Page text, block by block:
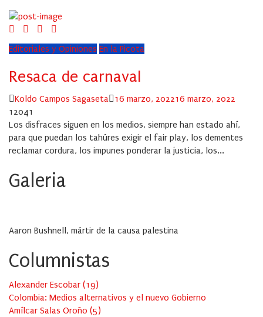
Editoriales y Opiniones En la Picota
Resaca de carnaval
Author
Koldo Campos Sagaseta
Posted
16 marzo, 202216 marzo, 2022
12041
Los disfraces siguen en los medios, siempre han estado ahí,
para que puedan los tahúres exigir el fair play, los dementes
reclamar cordura, los impunes ponderar la justicia, los...
Galeria
Aaron Bushnell, mártir de la causa palestina
Columnistas
Alexander Escobar (19)
Colombia: Medios alternativos y el nuevo Gobierno
Amílcar Salas Oroño (5)